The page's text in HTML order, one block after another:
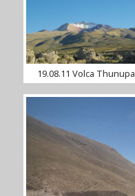
19.08.11 Volca Thunupa